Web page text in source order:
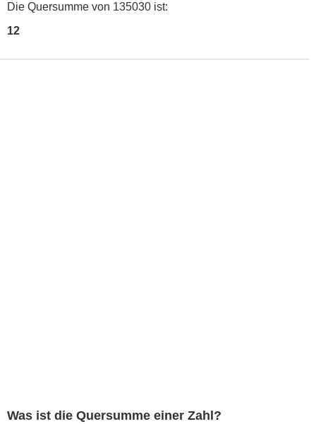
Die Quersumme von 135030 ist:
12
Was ist die Quersumme einer Zahl?